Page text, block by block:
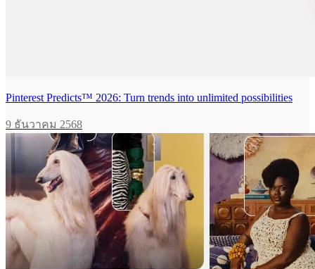
Pinterest Predicts™ 2026: Turn trends into unlimited possibilities
9 ธันวาคม 2568